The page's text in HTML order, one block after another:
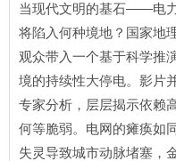
当现代文明的基石——电
将陷入何种境地？国家地
观众带入一个基于科学推
境的持续性大停电。影片
专家分析，层层揭示依赖
何等脆弱。电网的瘫痪如
失灵导致城市动脉堵塞，